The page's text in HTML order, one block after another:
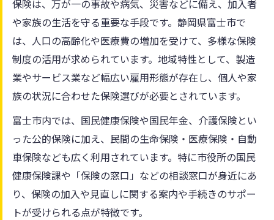
見落としがちな保険の特約や付帯サービス
保険で家計を守るための実践的ステップ
家計に合った保険料シミュレーション方法
静岡県富士市で活用できる減免制度の確認
保険の支払い方法選択で得するコツ
収入変動に柔軟対応する保険見直しの手順
国民健康保険の家計負担減らす工夫
国民健康保険の加入手続き徹底ガイド
富士市の国民健康保険加入フローを解説
必要書類と提出時の注意点まとめ
保険は、万が一の事故や病気、災害などに備え、加入者
や家族の生活を守る重要な手段です。静岡県富士市で
は、人口の高齢化や医療費の増加を受けて、多様な保険
制度の活用が求められています。地域特性として、製造
業やサービス業など幅広い雇用形態が存在し、個人や家
族の状況に合わせた保険選びが必要とされています。
富士市内では、国民健康保険や国民年金、介護保険とい
った公的保険に加え、民間の生命保険・医療保険・自動
車保険なども広く利用されています。特に市役所の国民
健康保険課や「保険の窓口」などの相談窓口が身近にあ
り、保険の加入や見直しに関する案内や手続きのサポー
トが受けられる点が特徴です。